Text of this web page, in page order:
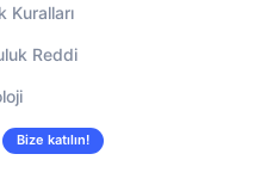
Kuralları
Reddi
Bize katılın!